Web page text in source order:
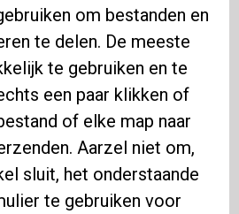
om bestanden en
te delen. De meeste
te gebruiken en te
een paar klikken of
of elke map naar
Aarzel niet om,
sluit, het onderstaande
te gebruiken voor